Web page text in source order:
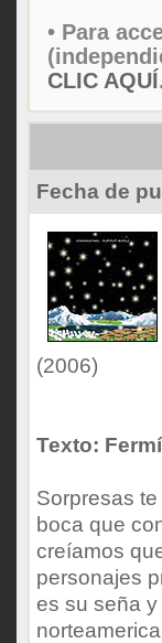
• Para
CLIC AQUÍ.
Fecha de
(2006)
Texto:
Sorpresas
boca que
creíamos
personajes
es su seña